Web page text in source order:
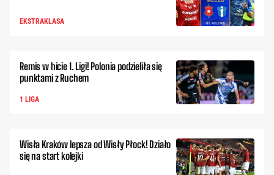
EKSTRAKLASA
Remis w hicie 1. Ligi! Polonia podzieliła się
punktami z Ruchem
1 LIGA
Wisła Kraków lepsza od Wisły Płock! Działo
się na start kolejki